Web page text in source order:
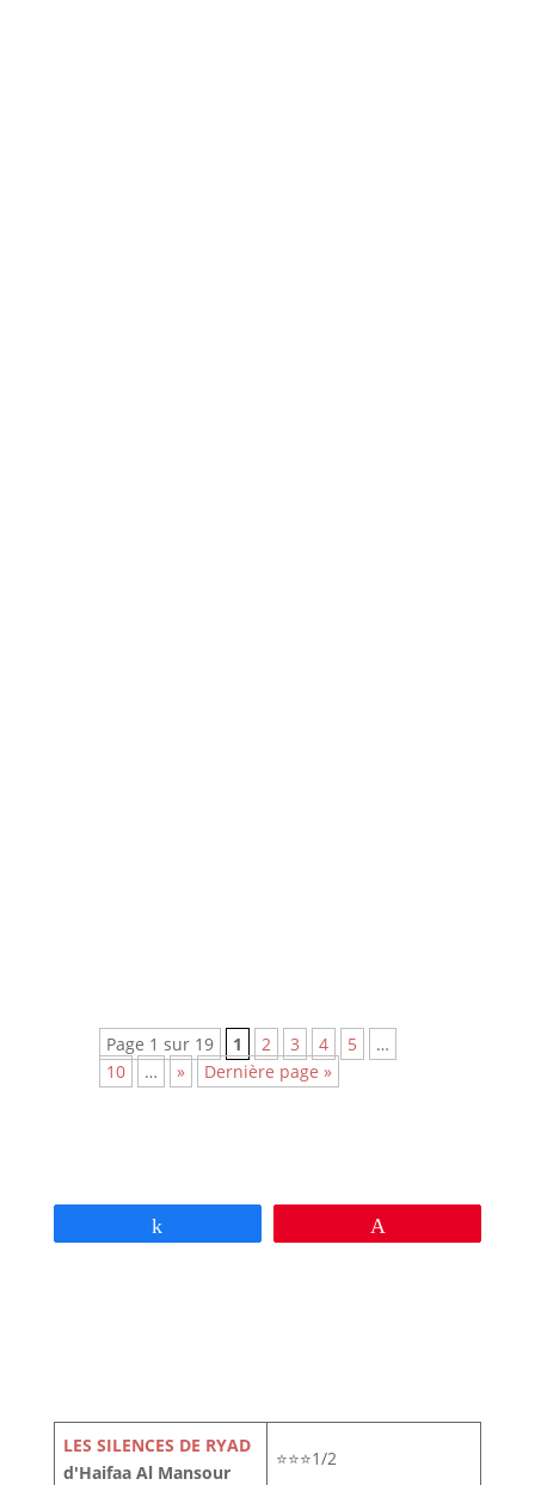
Page 1 sur 19 1 2 3 4 5
…
10
… » Dernière page »
LES SILENCES DE RYAD
d'Haifaa Al Mansour
⭐⭐⭐1/2